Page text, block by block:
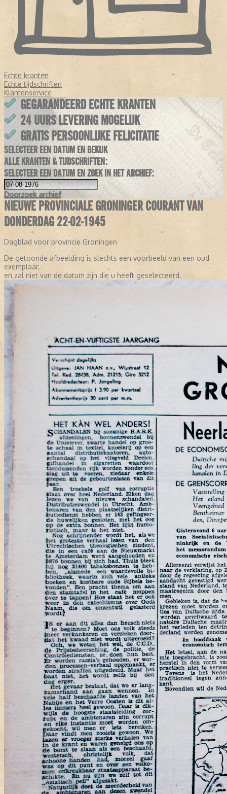
Echte kranten
Echte tijdschriften
Klantenservice
GEGARANDEERD ECHTE KRANTEN
24 UURS LEVERING MOGELIJK
GRATIS PERSOONLIJKE FELICITATIE
SELECTEER EEN DATUM EN BEKIJK
ALLE KRANTEN & TIJDSCHRIFTEN:
SELECTEER EEN DATUM EN ZOEK IN HET ARCHIEF:
Doorzoek archief
NIEUWE PROVINCIALE GRONINGER COURANT VAN
DONDERDAG 22-02-1945
Dagblad voor provincie Groningen
De getoonde afbeelding is slechts een voorbeeld van een oud
exemplaar,
en zal niet van de datum zijn die u heeft geselecteerd.